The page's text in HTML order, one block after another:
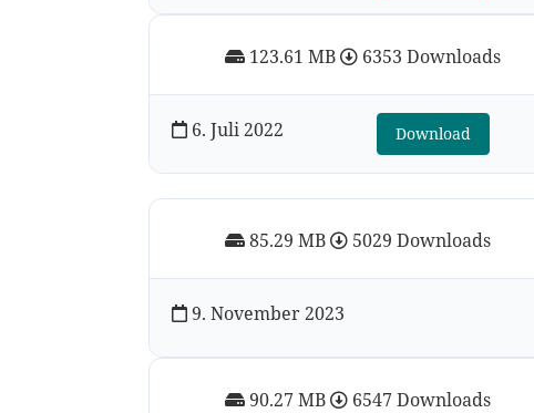
90.27 MB 6547 Downloads
85.29 MB 5029 Downloads
9. November 2023
123.61 MB 6353 Downloads
6. Juli 2022 Download